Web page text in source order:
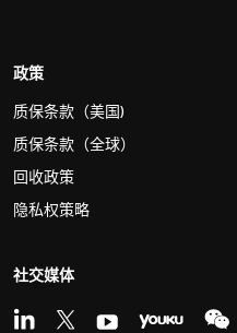
政策
质保条款（美国)
质保条款（全球）
回收政策
隐私权策略
社交媒体